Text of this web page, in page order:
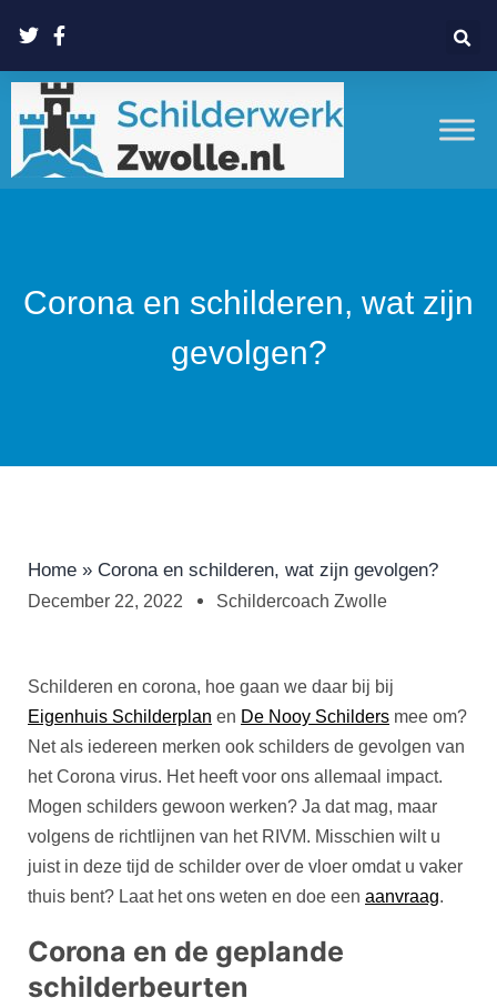
Corona en schilderen, wat zijn
gevolgen?
Home » Corona en schilderen, wat zijn gevolgen?
December 22, 2022 Schildercoach Zwolle
Schilderen en corona, hoe gaan we daar bij bij
Eigenhuis Schilderplan en De Nooy Schilders mee om?
Net als iedereen merken ook schilders de gevolgen van
het Corona virus. Het heeft voor ons allemaal impact.
Mogen schilders gewoon werken? Ja dat mag, maar
volgens de richtlijnen van het RIVM. Misschien wilt u
juist in deze tijd de schilder over de vloer omdat u vaker
thuis bent? Laat het ons weten en doe een aanvraag.
Corona en de geplande
schilderbeurten